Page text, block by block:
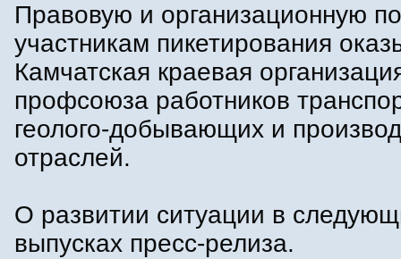
Правовую и организационную
участникам пикетирования
Камчатская краевая
профсоюза работников
геолого-добывающих и
отраслей.
О развитии ситуации в
выпусках пресс-релиза.